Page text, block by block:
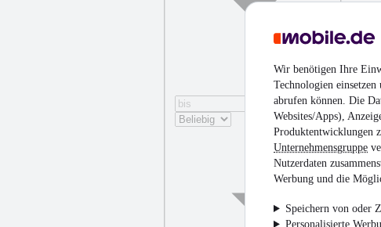
Wir benötigen Ihre
Technologien
abrufen können. Die
Websites/Apps),
Produktentwicklungen
Unternehmensgruppe
Nutzerdaten
Werbung und die
Speichern von oder
Personalisierte